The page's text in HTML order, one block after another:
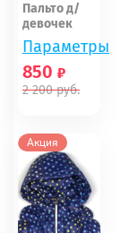
Пальто д/
девочек
Palhare
весна рост...
Параметры
850
2 200руб.
104 110
116 122
Акция